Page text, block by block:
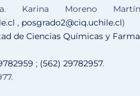
Karina Moreno
, posgrado2@ciq.uchile.cl)
de Ciencias Químicas y
; (562) 29782957.